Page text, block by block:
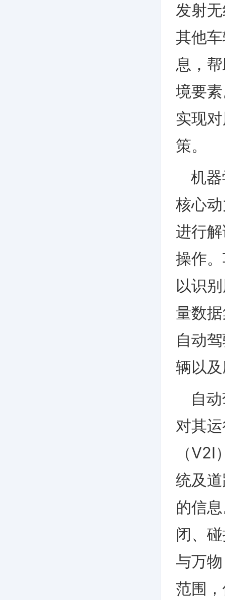
发射
其他
息，
境要
实现
策。
机
核心
进行
操作
以识
量数
自动
辆以
自
对其
（V2I
统及
的信
闭、
与万
范围